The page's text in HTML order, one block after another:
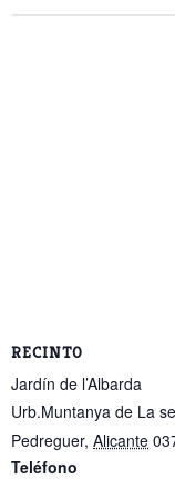
RECINTO
Jardín de l’Albarda
Urb.Muntanya de La
Pedreguer, Alicante
Teléfono